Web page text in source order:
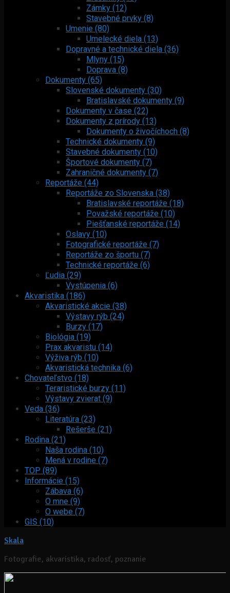
Zámky (12)
Stavebné prvky (8)
Umenie (80)
Umelecké diela (13)
Dopravné a technické diela (36)
Mlyny (15)
Doprava (8)
Dokumenty (65)
Slovenské dokumenty (30)
Bratislavské dokumenty (9)
Dokumenty v čase (22)
Dokumenty z prírody (13)
Dokumenty o živočíchoch (8)
Technické dokumenty (9)
Stavebné dokumenty (10)
Športové dokumenty (7)
Zahraničné dokumenty (7)
Reportáže (44)
Reportáže zo Slovenska (38)
Bratislavské reportáže (18)
Považské reportáže (10)
Piešťanské reportáže (14)
Oslavy (10)
Fotografické reportáže (7)
Reportáže zo športu (7)
Technické reportáže (6)
Ľudia (29)
Vystúpenia (6)
Akvaristika (186)
Akvaristické akcie (38)
Výstavy rýb (24)
Burzy (17)
Biológia (19)
Prax akvaristu (14)
Výživa rýb (10)
Akvaristická technika (6)
Chovateľstvo (18)
Teraristické burzy (11)
Výstavy zvierat (9)
Veda (36)
Literatúra (23)
Rešerše (21)
Rodina (21)
Naša rodina (10)
Mená v rodine (7)
TOP (89)
Informácie (15)
Zábava (6)
O mne (9)
O webe (7)
GIS (10)
Skala
Fotografie, akvaristika, radosť, poznanie